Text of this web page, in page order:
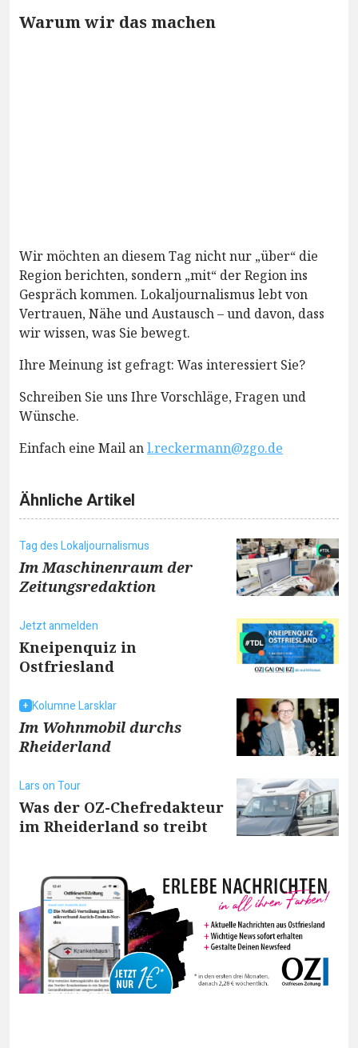
Warum wir das machen
Wir möchten an diesem Tag nicht nur „über“ die
Region berichten, sondern „mit“ der Region ins
Gespräch kommen. Lokaljournalismus lebt von
Vertrauen, Nähe und Austausch – und davon, dass
wir wissen, was Sie bewegt.
Ihre Meinung ist gefragt: Was interessiert Sie?
Schreiben Sie uns Ihre Vorschläge, Fragen und
Wünsche.
Einfach eine Mail anl.reckermann@zgo.de
Ähnliche Artikel
Tag des Lokaljournalismus
Im Maschinenraum der
Zeitungsredaktion
Jetzt anmelden
Kneipenquiz in
Ostfriesland
Kolumne Larsklar
Im Wohnmobil durchs
Rheiderland
Lars on Tour
Was der OZ-Chefredakteur
im Rheiderland so treibt